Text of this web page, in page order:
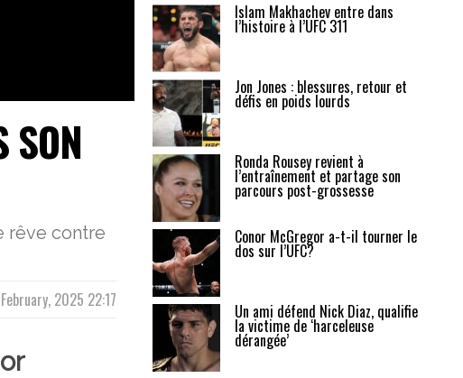
SON
rêve contre
2025 22:17
Islam Makhachev entre dans
l’histoire à l’UFC 311
Jon Jones : blessures, retour et
défis en poids lourds
Ronda Rousey revient à
l’entraînement et partage son
parcours post-grossesse
Conor McGregor a-t-il tourner le
dos sur l’UFC?
Un ami défend Nick Diaz, qualifie
la victime de ‘harceleuse
dérangée’